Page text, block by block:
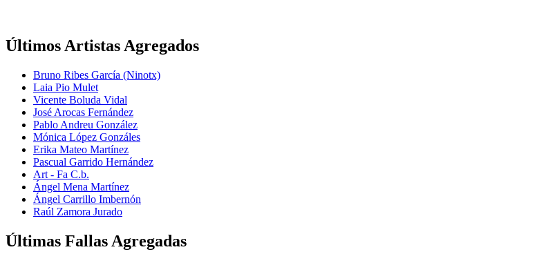
Últimos Artistas Agregados
Bruno Ribes García (Ninotx)
Laia Pio Mulet
Vicente Boluda Vidal
José Arocas Fernández
Pablo Andreu González
Mónica López Gonzáles
Erika Mateo Martínez
Pascual Garrido Hernández
Art - Fa C.b.
Ángel Mena Martínez
Ángel Carrillo Imbernón
Raúl Zamora Jurado
Últimas Fallas Agregadas